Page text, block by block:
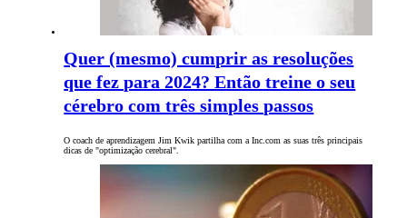
Quer (mesmo) cumprir as resoluções
que fez para 2024? Então treine o seu
cérebro com três simples passos
O coach de aprendizagem Jim Kwik partilha com a Inc.com as suas três principais
dicas de "optimização cerebral".